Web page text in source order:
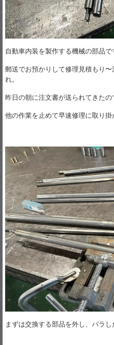
自動車内装を製作する機械の部品で
郵送でお預かりして修理見積もり
れ。
昨日の朝に注文書が送られてきた
他の作業を止めて早速修理に取り掛
まずは交換する部品を外し、バラし